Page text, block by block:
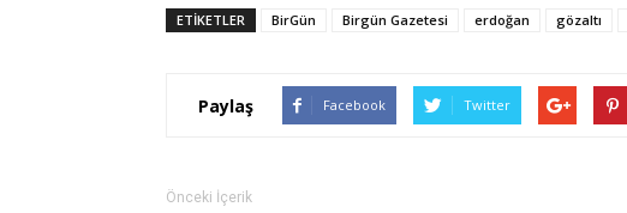
ETIKETLER BirGün Birgün Gazetesi erdoğan gözaltı
Paylaş Facebook Twitter
Önceki İçerik